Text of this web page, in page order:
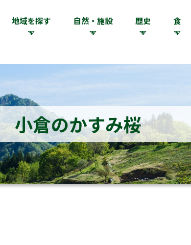
地域を探す 自然・施設 歴史 食
小倉のかすみ桜